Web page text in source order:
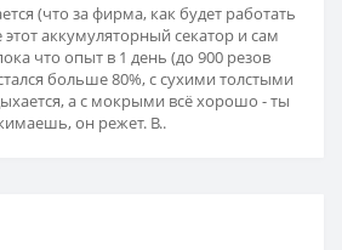
(что за фирма, как будет работать
этот аккумуляторный секатор и сам
что опыт в 1 день (до 900 резов
больше 80%, с сухими толстыми
а с мокрыми всё хорошо - ты
он режет. В..